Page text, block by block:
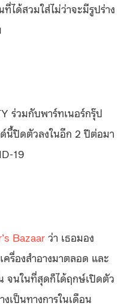
ได้สวมใส่ไม่ว่าจะมีรูปร่าง
ร่วมกับพาร์ทเนอร์กรุ๊ป
นี้ปิดตัวลงในอีก 2 ปีต่อมา
19
Bazaar ว่า เธอมอง
รื่องสำอางมาตลอด และ
จนในที่สุดก็ได้ฤกษ์เปิดตัว
เป็นทางการในเดือน